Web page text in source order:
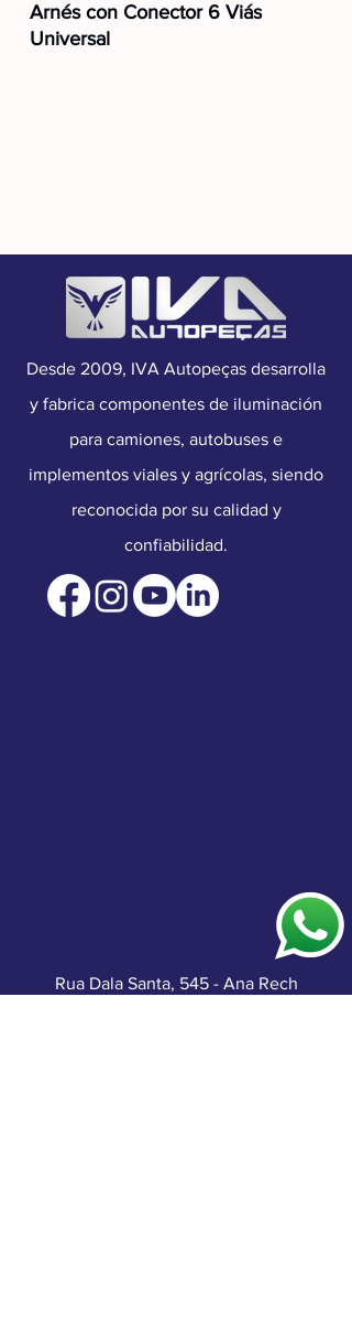
Arnés con Conector 6 Viás
Universal
Desde 2009, IVA Autopeças desarrolla
y fabrica componentes de iluminación
para camiones, autobuses e
implementos viales y agrícolas, siendo
reconocida por su calidad y
confiabilidad.
Rua Dala Santa, 545 - Ana Rech